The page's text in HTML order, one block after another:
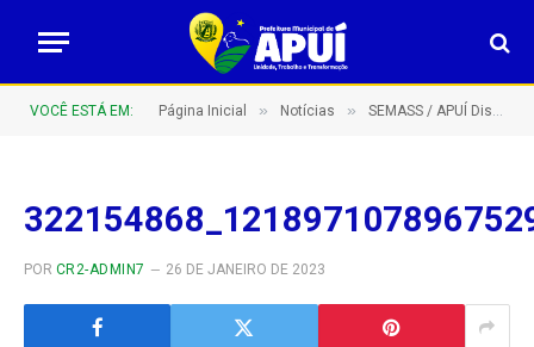
VOCÊ ESTÁ EM: Página Inicial » Notícias » SEMASS / APUÍ Distribui cestas de natal para idosos e crianças
POR CR2-ADMIN7 26 DE JANEIRO DE 2023